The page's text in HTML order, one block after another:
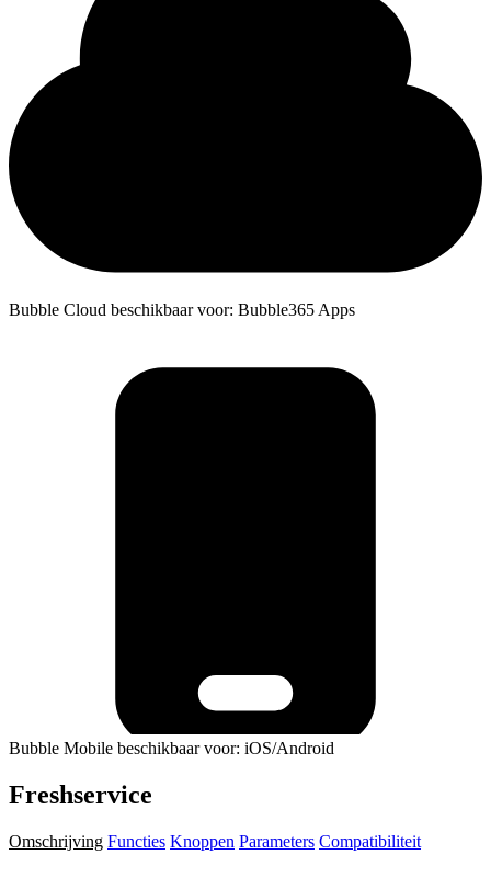
Bubble Cloud beschikbaar voor: Bubble365 Apps
Bubble Mobile beschikbaar voor: iOS/Android
Freshservice
Omschrijving Functies Knoppen Parameters Compatibiliteit